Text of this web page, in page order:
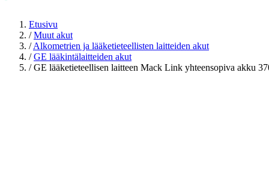
Etusivu
/ Muut akut
/ Alkometrien ja lääketieteellisten laitteiden akut
/ GE lääkintälaitteiden akut
/ GE lääketieteellisen laitteen Mack Link yhteensopiva akku